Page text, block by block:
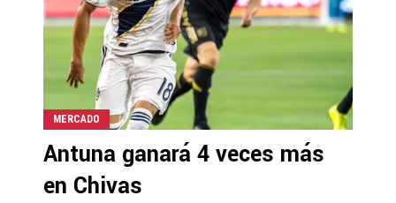
MERCADO
Antuna ganará 4 veces más
en Chivas